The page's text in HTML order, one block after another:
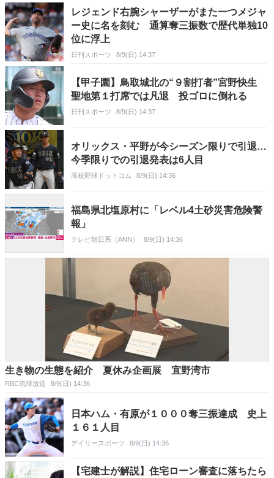
レジェンド右腕シャーザーがまた一つメジャ
ー史に名を刻む 通算奪三振数で歴代単独10
位に浮上
日刊スポーツ 8/9(日) 14:37
【甲子園】鳥取城北の“９割打者”宮野快生
聖地第１打席では凡退 投ゴロに倒れる
日刊スポーツ 8/9(日) 14:37
オリックス・平野が今シーズン限りで引退…
今季限りでの引退発表は6人目
高校野球ドットコム 8/9(日) 14:36
福島県北塩原村に「レベル4土砂災害危険警
報」
テレビ朝日系（ANN） 8/9(日) 14:36
生き物の生態を紹介 夏休み企画展 宜野湾市
RBC琉球放送 8/9(日) 14:36
日本ハム・有原が１０００奪三振達成 史上
１６１人目
デイリースポーツ 8/9(日) 14:36
【宅建士が解説】住宅ローン審査に落ちたら